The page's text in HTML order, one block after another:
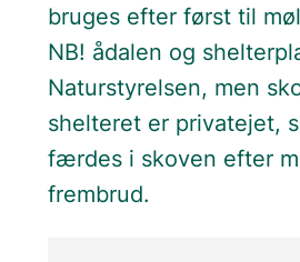
bruges efter først til
NB! ådalen og
Naturstyrelsen, men
shelteret er privatejet,
færdes i skoven efter
frembrud.